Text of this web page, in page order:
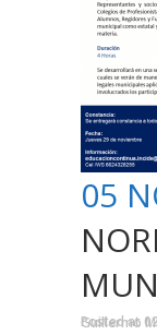
05
Posted at
Guillermo